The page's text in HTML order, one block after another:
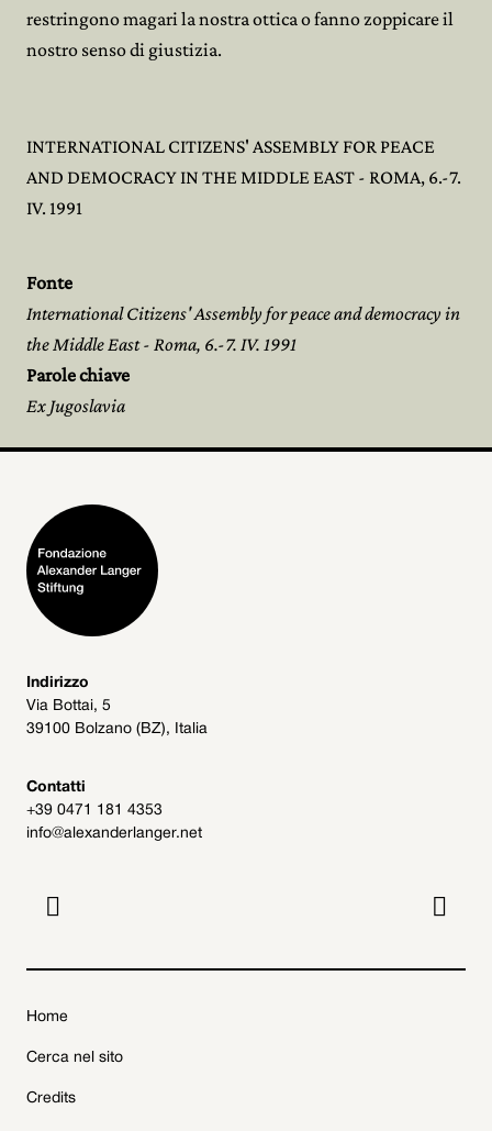
restringono magari la nostra ottica o fanno zoppicare il
nostro senso di giustizia.
INTERNATIONAL CITIZENS' ASSEMBLY FOR PEACE
AND DEMOCRACY IN THE MIDDLE EAST - ROMA, 6.-7.
IV. 1991
Fonte
International Citizens' Assembly for peace and democracy in
the Middle East - Roma, 6.-7. IV. 1991
Parole chiave
Ex Jugoslavia
Indirizzo
Via Bottai, 5
39100 Bolzano (BZ), Italia
Contatti
+39 0471 181 4353
info@alexanderlanger.net
 
Home
Cerca nel sito
Credits